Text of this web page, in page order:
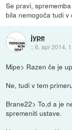
Se pravi,
bila nemogoča tudi v
jype
::6. apr 2014,
Mipe> Razen če je
Ne, tudi v tem
Brane22> To,d a je
spremeniti ustave.